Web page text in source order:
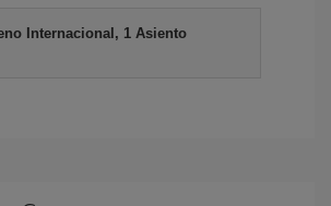
Internacional, 1 Asiento